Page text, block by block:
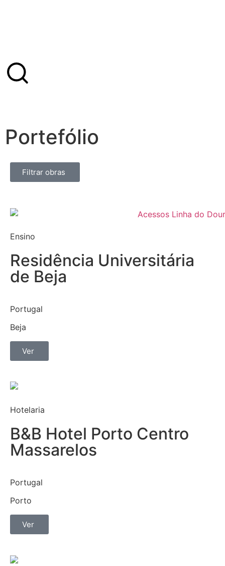
Portefólio
Filtrar obras
Ensino
Residência Universitária
de Beja
Portugal
Beja
Ver
Hotelaria
B&B Hotel Porto Centro
Massarelos
Portugal
Porto
Ver